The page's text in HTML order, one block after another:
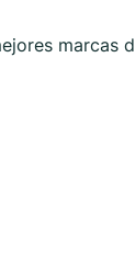
marcas